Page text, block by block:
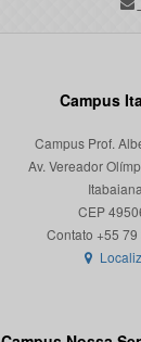
Campus
Campus Prof.
Av. Vereador
CEP